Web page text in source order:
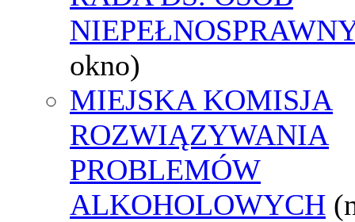
okno)
MIEJSKA KOMISJA
ROZWIĄZYWANIA
PROBLEMÓW
ALKOHOLOWYCH